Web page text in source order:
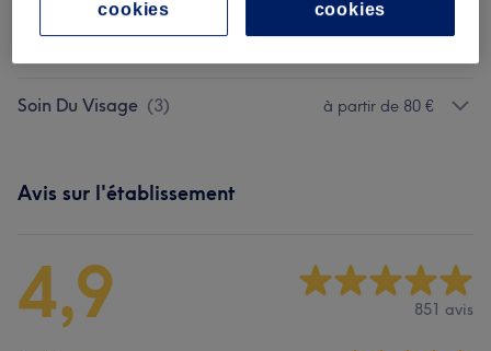
à partir de 40 €
Soin Du Visage (3) à partir de 80 €
Avis sur l'établissement
4,9 851 avis
cookies
cookies